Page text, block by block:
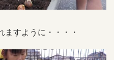
すように・・・・